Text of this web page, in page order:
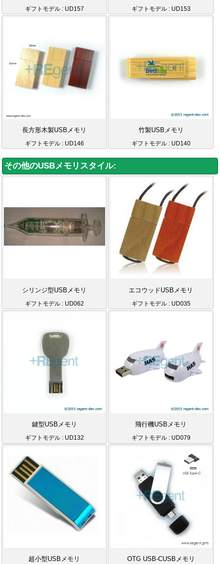
ギフトモデル : UD157 ギフトモデル : UD153
長方形木製USBメモリ
ギフトモデル : UD146
竹製USBメモリ
ギフトモデル : UD140
その他のUSBメモリスタイル:
シリンジ型USBメモリ
ギフトモデル : UD062
エコウッドUSBメモリ
ギフトモデル : UD035
鍵型USBメモリ
ギフトモデル : UD132
飛行機USBメモリ
ギフトモデル : UD079
超小型USBメモリ
OTG USB-CUSBメモリ